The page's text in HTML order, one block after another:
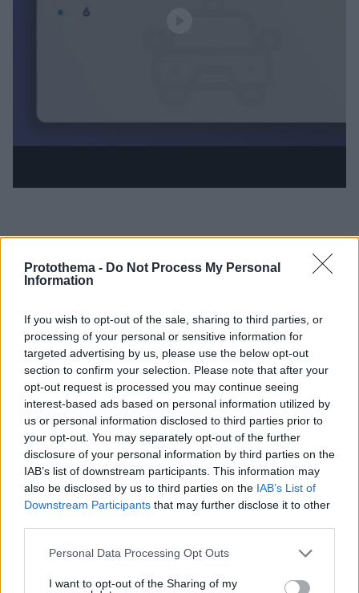
Protothema - Do Not Process My Personal
Information
If you wish to opt-out of the sale, sharing to third parties, or
processing of your personal or sensitive information for
targeted advertising by us, please use the below opt-out
section to confirm your selection. Please note that after your
opt-out request is processed you may continue seeing
interest-based ads based on personal information utilized by
us or personal information disclosed to third parties prior to
your opt-out. You may separately opt-out of the further
disclosure of your personal information by third parties on the
IAB’s list of downstream participants. This information may
also be disclosed by us to third parties on the IAB’s List of
Downstream Participants that may further disclose it to other
Please note that this website/app uses one or more Google
not limited to your visit or usage behaviour. You may click to
Personal Data Processing Opt Outs
I want to opt-out of the Sharing of my
«Οι στοχευμένες αυτές δράσεις θα
συνεχιστούν με αμείωτη ένταση για τη
πρόληψη και καταστολή της εγκληματικότητας,
την καλύτερη δυνατή προστασία των θυμάτων
ενδοοικογενειακής βίας, αλλά και ώστε κανένα
παιδί να μη νιώθει απροστάτευτο και μόνο»
καταλήγει η ανακοίνωση της ΕΛΑΣ.
Ειδήσεις σήμερα:
Αυξημένες συγκεντρώσεις σκόνης σήμερα,
ζέστη και λασποβροχές - Τι καιρό θα κάνει το
Πάσχα